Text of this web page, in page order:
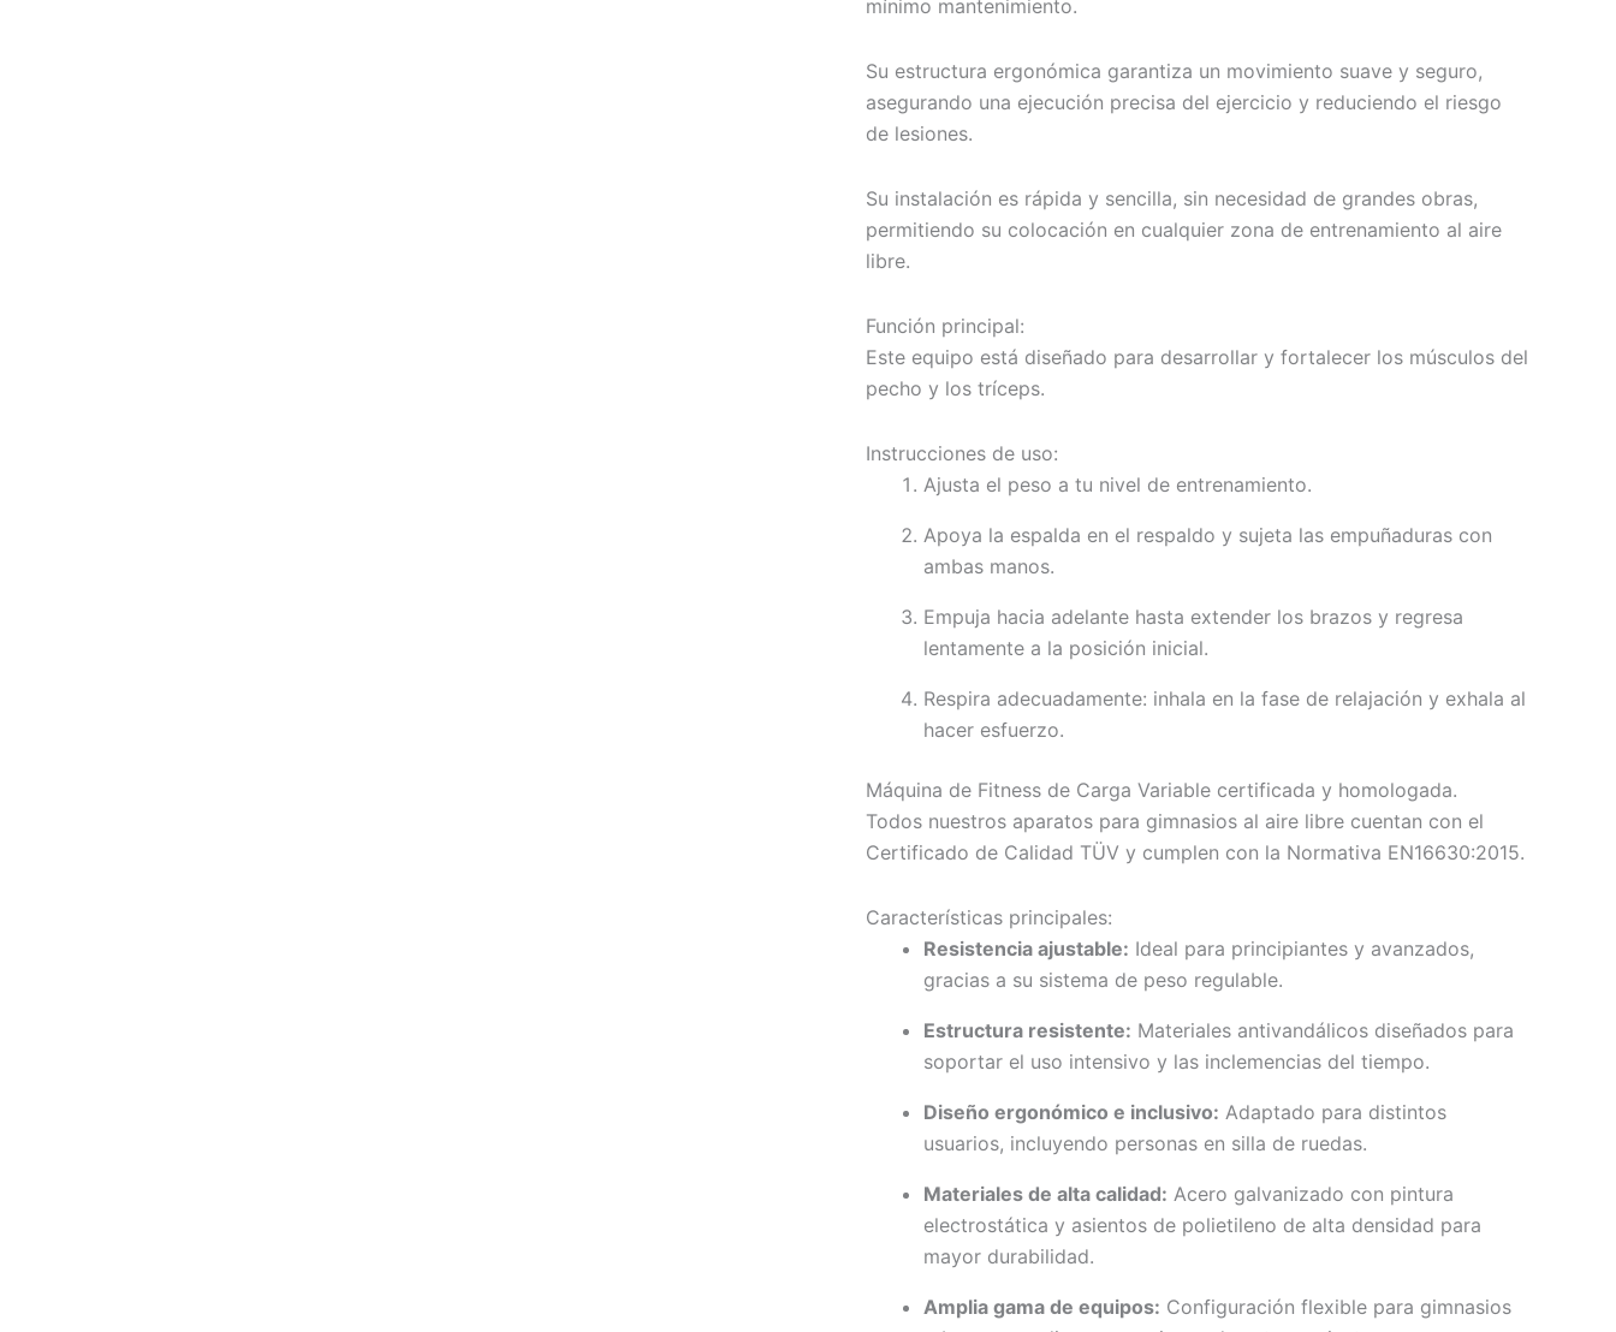
mínimo mantenimiento.
Su estructura ergonómica garantiza un movimiento suave y seguro,
asegurando una ejecución precisa del ejercicio y reduciendo el riesgo
de lesiones.
Su instalación es rápida y sencilla, sin necesidad de grandes obras,
permitiendo su colocación en cualquier zona de entrenamiento al aire
libre.
Función principal:
Este equipo está diseñado para desarrollar y fortalecer los músculos del
pecho y los tríceps.
Instrucciones de uso:
Ajusta el peso a tu nivel de entrenamiento.
Apoya la espalda en el respaldo y sujeta las empuñaduras con
ambas manos.
Empuja hacia adelante hasta extender los brazos y regresa
lentamente a la posición inicial.
Respira adecuadamente: inhala en la fase de relajación y exhala al
hacer esfuerzo.
Máquina de Fitness de Carga Variable certificada y homologada.
Todos nuestros aparatos para gimnasios al aire libre cuentan con el
Certificado de Calidad TÜV y cumplen con la Normativa EN16630:2015.
Características principales:
Resistencia ajustable: Ideal para principiantes y avanzados,
gracias a su sistema de peso regulable.
Estructura resistente: Materiales antivandálicos diseñados para
soportar el uso intensivo y las inclemencias del tiempo.
Diseño ergonómico e inclusivo: Adaptado para distintos
usuarios, incluyendo personas en silla de ruedas.
Materiales de alta calidad: Acero galvanizado con pintura
electrostática y asientos de polietileno de alta densidad para
mayor durabilidad.
Amplia gama de equipos: Configuración flexible para gimnasios